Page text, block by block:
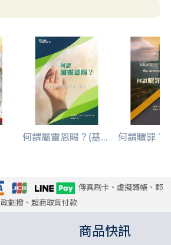
何謂屬靈恩賜？(基... 何謂贖罪？
傳真刷卡、虛擬轉帳、郵
政劃撥、超商取貨付款
商品快訊